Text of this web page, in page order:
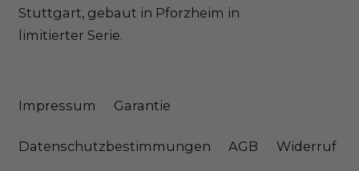
Stuttgart, gebaut in Pforzheim in
limitierter Serie.
Impressum Garantie
Datenschutzbestimmungen AGB Widerruf